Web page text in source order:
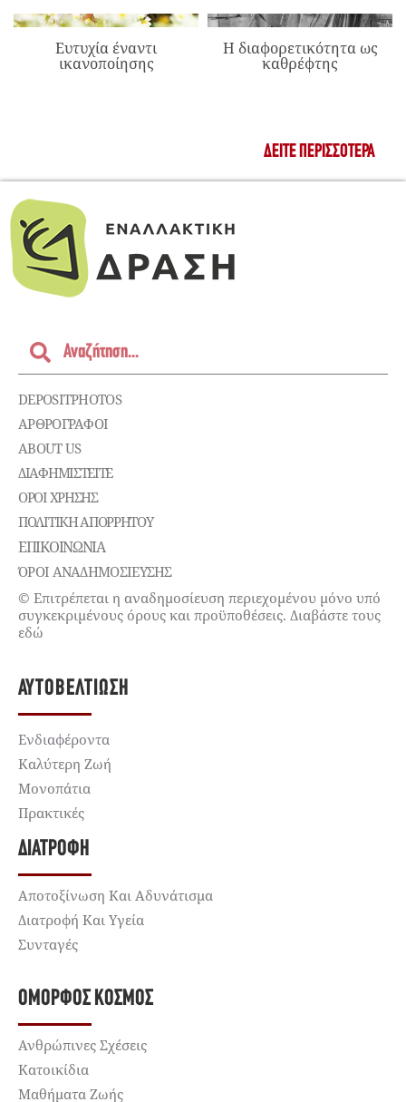
Ευτυχία έναντι
ικανοποίησης
Η διαφορετικότητα ως
καθρέφτης
ΔΕΊΤΕ ΠΕΡΙΣΣΌΤΕΡΑ
DEPOSITPHOTOS
ΑΡΘΡΟΓΡΑΦΟΙ
ABOUT US
ΔΙΑΦΗΜΙΣΤΕΊΤΕ
ΌΡΟΙ ΧΡΉΣΗΣ
ΠΟΛΙΤΙΚΉ ΑΠΟΡΡΉΤΟΥ
ΕΠΙΚΟΙΝΩΝΊΑ
ΌΡΟΙ ΑΝΑΔΗΜΟΣΙΕΥΣΗΣ
© Επιτρέπεται η αναδημοσίευση περιεχομένου μόνο υπό
συγκεκριμένους όρους και προϋποθέσεις. Διαβάστε τους
εδώ
ΑΥΤΟΒΕΛΤΊΩΣΗ
Ενδιαφέροντα
Καλύτερη Ζωή
Μονοπάτια
Πρακτικές
ΔΙΑΤΡΟΦΉ
Αποτοξίνωση Και Αδυνάτισμα
Διατροφή Και Υγεία
Συνταγές
ΌΜΟΡΦΟΣ ΚΌΣΜΟΣ
Ανθρώπινες Σχέσεις
Κατοικίδια
Μαθήματα Ζωής